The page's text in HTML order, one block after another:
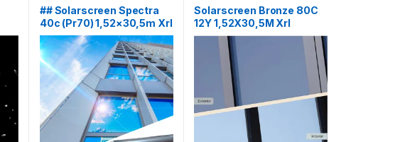
## Solarscreen Spectra
40c (Pr70) 1,52×30,5m Xrl
Solarscreen Bronze 80C
12Y 1,52X30,5M Xrl